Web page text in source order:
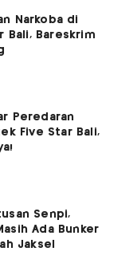
Narkoba di
Bali, Bareskrim
Peredaran
Five Star Bali,
Senpi,
Ada Bunker
Jaksel